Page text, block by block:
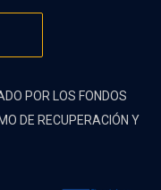
POR LOS FONDOS
DE RECUPERACIÓN Y